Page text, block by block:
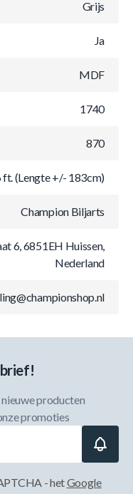
Grijs
Ja
MDF
1740
870
ft. (Lengte +/- 183cm)
Champion Biljarts
6, 6851EH Huissen,
Nederland
producten
promoties
- hetGoogle